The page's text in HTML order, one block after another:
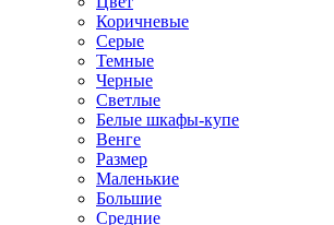
Коричневые
Серые
Темные
Черные
Светлые
Белые шкафы-купе
Венге
Размер
Маленькие
Большие
Средние